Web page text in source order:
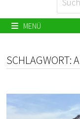
nach:
MENÜ
SCHLAGWORT: